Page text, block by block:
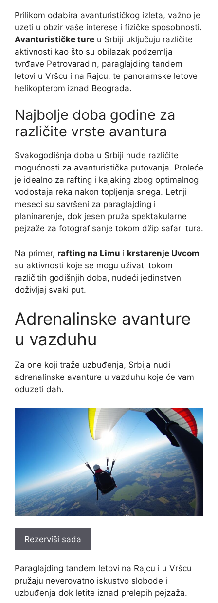
Prilikom odabira avanturističkog izleta, važno je
uzeti u obzir vaše interese i fizičke sposobnosti.
Avanturističke ture u Srbiji uključuju različite
aktivnosti kao što su obilazak podzemlja
tvrđave Petrovaradin, paraglajding tandem
letovi u Vršcu i na Rajcu, te panoramske letove
helikopterom iznad Beograda.
Najbolje doba godine za
različite vrste avantura
Svakogodišnja doba u Srbiji nude različite
mogućnosti za avanturistička putovanja. Proleće
je idealno za rafting i kajaking zbog optimalnog
vodostaja reka nakon topljenja snega. Letnji
meseci su savršeni za paraglajding i
planinarenje, dok jesen pruža spektakularne
pejzaže za fotografisanje tokom džip safari tura.
Na primer, rafting na Limu i krstarenje Uvcom
su aktivnosti koje se mogu uživati tokom
različitih godišnjih doba, nudeći jedinstven
doživljaj svaki put.
Adrenalinske avanture
u vazduhu
Za one koji traže uzbuđenja, Srbija nudi
adrenalinske avanture u vazduhu koje će vam
oduzeti dah.
Rezerviši sada
Paraglajding tandem letovi na Rajcu i u Vršcu
pružaju neverovatno iskustvo slobode i
uzbuđenja dok letite iznad prelepih pejzaža.